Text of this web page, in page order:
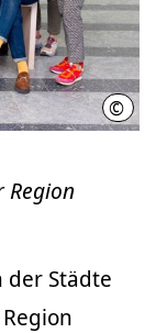
©
Region
Städte